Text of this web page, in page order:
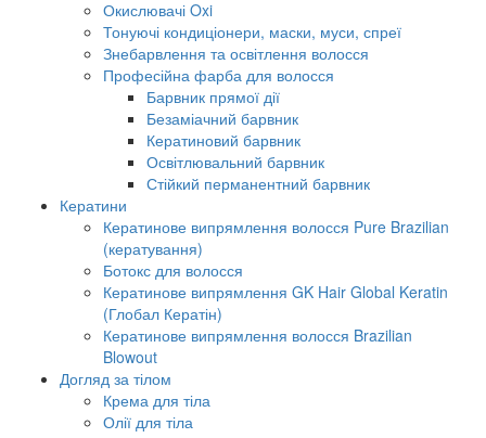
Окислювачі Oxi
Тонуючі кондиціонери, маски, муси, спреї
Знебарвлення та освітлення волосся
Професійна фарба для волосся
Барвник прямої дії
Безаміачний барвник
Кератиновий барвник
Освітлювальний барвник
Стійкий перманентний барвник
Кератини
Кератинове випрямлення волосся Pure Brazilian
(кератування)
Ботокс для волосся
Кератинове випрямлення GK Hair Global Keratin
(Глобал Кератін)
Кератинове випрямлення волосся Brazilian
Blowout
Догляд за тілом
Крема для тіла
Олії для тіла